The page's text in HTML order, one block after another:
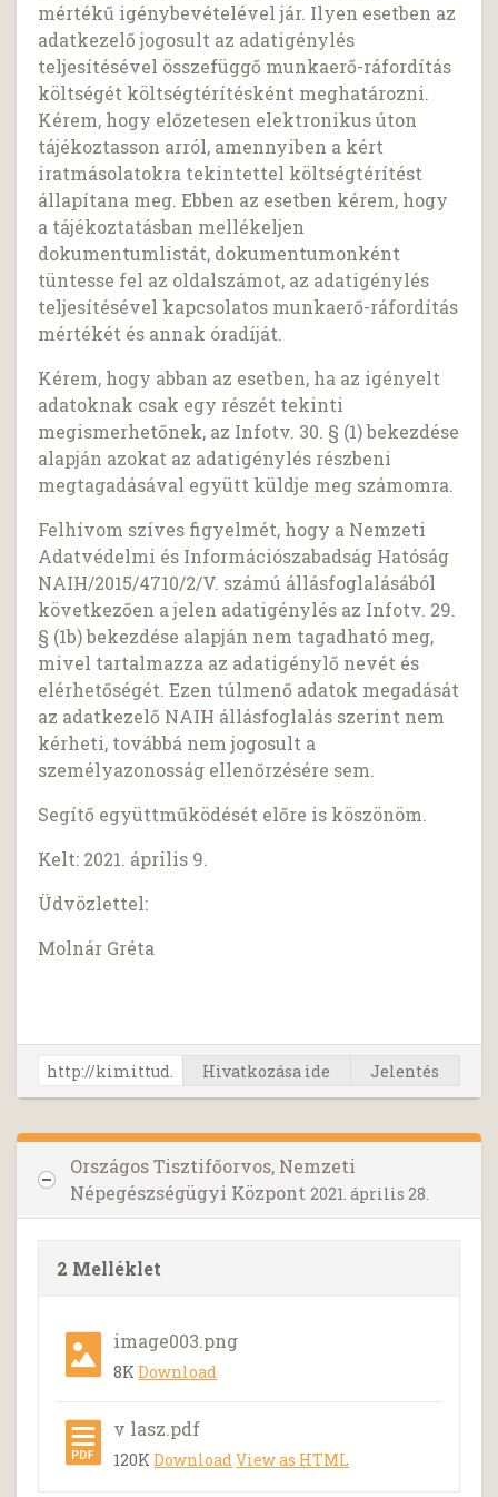
mértékű igénybevételével jár. Ilyen esetben az
adatkezelő jogosult az adatigénylés
teljesítésével összefüggő munkaerő-ráfordítás
költségét költségtérítésként meghatározni.
Kérem, hogy előzetesen elektronikus úton
tájékoztasson arról, amennyiben a kért
iratmásolatokra tekintettel költségtérítést
állapítana meg. Ebben az esetben kérem, hogy
a tájékoztatásban mellékeljen
dokumentumlistát, dokumentumonként
tüntesse fel az oldalszámot, az adatigénylés
teljesítésével kapcsolatos munkaerő-ráfordítás
mértékét és annak óradíját.
Kérem, hogy abban az esetben, ha az igényelt
adatoknak csak egy részét tekinti
megismerhetőnek, az Infotv. 30. § (1) bekezdése
alapján azokat az adatigénylés részbeni
megtagadásával együtt küldje meg számomra.
Felhívom szíves figyelmét, hogy a Nemzeti
Adatvédelmi és Információszabadság Hatóság
NAIH/2015/4710/2/V. számú állásfoglalásából
következően a jelen adatigénylés az Infotv. 29.
§ (1b) bekezdése alapján nem tagadható meg,
mivel tartalmazza az adatigénylő nevét és
elérhetőségét. Ezen túlmenő adatok megadását
az adatkezelő NAIH állásfoglalás szerint nem
kérheti, továbbá nem jogosult a
személyazonosság ellenőrzésére sem.
Segítő együttműködését előre is köszönöm.
Kelt: 2021. április 9.
Üdvözlettel:
Molnár Gréta
Hivatkozása ide Jelentés
Országos Tisztifőorvos, Nemzeti
Népegészségügyi Központ 2021. április 28.
2 Melléklet
image003.png
8KDownload
v lasz.pdf
120KDownloadView as HTML